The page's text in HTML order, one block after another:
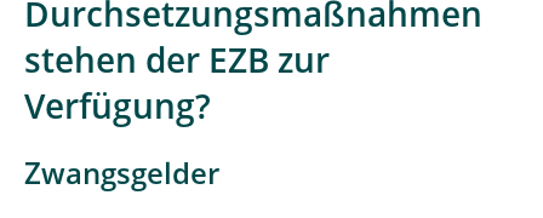
Durchsetzungsmaßnahmen
stehen der EZB zur
Verfügung?
Zwangsgelder